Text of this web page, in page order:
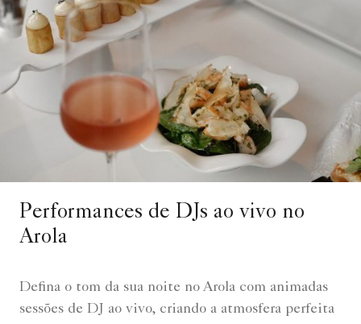
Performances de DJs ao vivo no
Arola
Defina o tom da sua noite no Arola com animadas
sessões de DJ ao vivo, criando a atmosfera perfeita